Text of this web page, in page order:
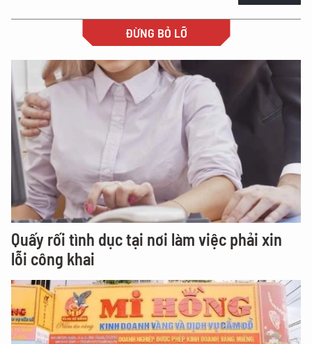
ĐỪNG BỎ LỠ
Quấy rối tình dục tại nơi làm việc phải xin
lỗi công khai